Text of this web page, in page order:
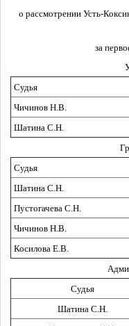
о рассмотрении Усть-
за
Судья
Чичинов Н.В.
Шатина С.Н.
Судья
Шатина С.Н.
Пустогачева С.Н.
Чичинов Н.В.
Косилова Е.В.
Судья
Шатина С.Н.